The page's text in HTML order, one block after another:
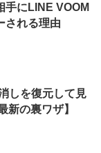
手にLINE VOOM
される理由
しを復元して見
新の裏ワザ】